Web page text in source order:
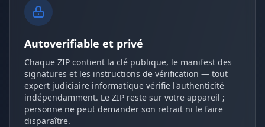
Autoverifiable et privé
Chaque ZIP contient la clé publique, le manifest des
signatures et les instructions de vérification — tout
expert judiciaire informatique vérifie l'authenticité
indépendamment. Le ZIP reste sur votre appareil ;
personne ne peut demander son retrait ni le faire
disparaître.